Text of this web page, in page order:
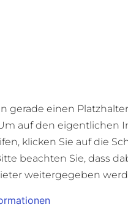
gerade einen
auf den eigentlichen
klicken Sie auf die
beachten Sie, dass
weitergegeben